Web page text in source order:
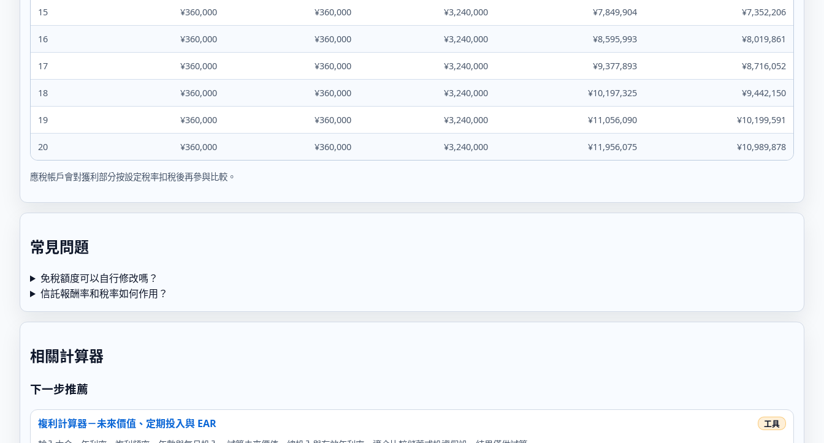
15 ¥360,000 ¥360,000 ¥3,240,000 ¥7,849,904 ¥7,352,206
16 ¥360,000 ¥360,000 ¥3,240,000 ¥8,595,993 ¥8,019,861
17 ¥360,000 ¥360,000 ¥3,240,000 ¥9,377,893 ¥8,716,052
18 ¥360,000 ¥360,000 ¥3,240,000 ¥10,197,325 ¥9,442,150
19 ¥360,000 ¥360,000 ¥3,240,000 ¥11,056,090 ¥10,199,591
20 ¥360,000 ¥360,000 ¥3,240,000 ¥11,956,075 ¥10,989,878
應稅帳戶會對獲利部分按設定稅率扣稅後再參與比較。
常見問題
免稅額度可以自行修改嗎？
信託報酬率和稅率如何作用？
相關計算器
下一步推薦
複利計算器－未來價值、定期投入與 EAR